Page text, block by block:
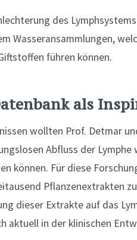
des
Wasseransammlungen,
führen können.
als
wollten Prof. Detmar
Abfluss der
können. Für diese
Pflanzenextrakten
dieser Extrakte auf das
aktuell in der klinischen